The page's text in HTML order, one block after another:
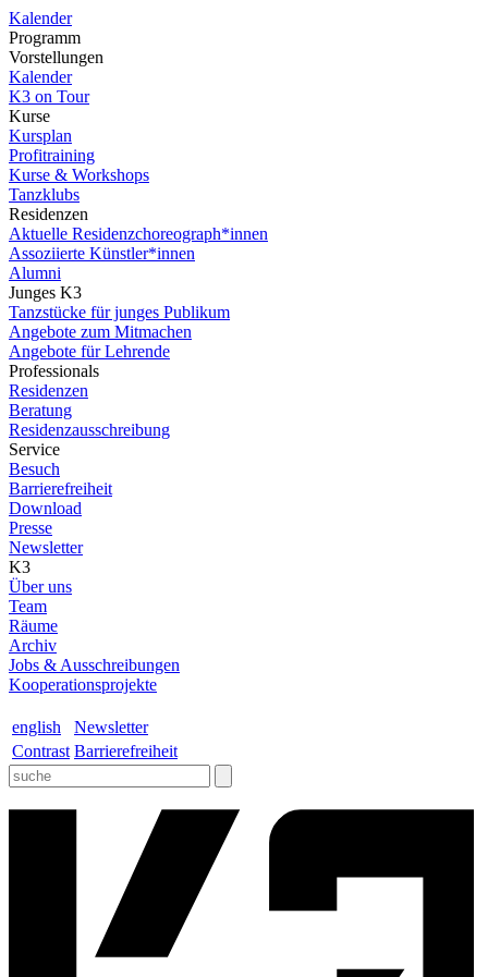
Kalender
Programm
Vorstellungen
Kalender
K3 on Tour
Kurse
Kursplan
Profitraining
Kurse & Workshops
Tanzklubs
Residenzen
Aktuelle Residenzchoreograph*innen
Assoziierte Künstler*innen
Alumni
Junges K3
Tanzstücke für junges Publikum
Angebote zum Mitmachen
Angebote für Lehrende
Professionals
Residenzen
Beratung
Residenzausschreibung
Service
Besuch
Barrierefreiheit
Download
Presse
Newsletter
K3
Über uns
Team
Räume
Archiv
Jobs & Ausschreibungen
Kooperationsprojekte
english
Newsletter
Contrast Barrierefreiheit